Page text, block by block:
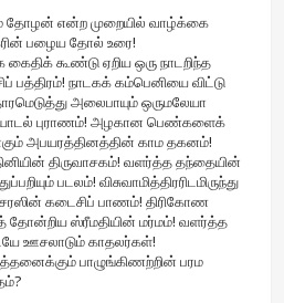
தோழன் என்ற முறையில் வாழ்க்கை
பழைய தோல் உரை!
கூண்டு ஏறிய ஒரு நாடறிந்த
பத்திரம்! நாடகக் கம்பெனியை விட்டு
அலைபாயும் ஒருமலேயா
புராணம்! அழகான பெண்களைக்
அபயரத்தினத்தின் காம தகனம்!
திருவாசகம்! வளர்த்த தந்தையின்
படலம்! விசுவாமித்திரரிடமிருந்து
கடைசிப் பாணம்! திரிகோண
தோன்றிய ஸ்ரீமதியின் மர்மம்! வளர்த்த
ஊசலாடும் காதலர்கள்!
பாழுங்கிணற்றின் பரம